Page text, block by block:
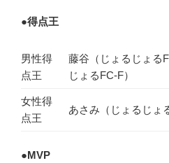
●得点王
男性得
点王
藤谷（じょるじょる
じょるFC-F）
女性得
点王
あさみ（じょるじょ
●MVP